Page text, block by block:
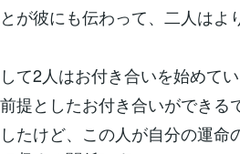
が彼にも伝わって、二人はよ
て2人はお付き合いを始めてい
提としたお付き合いができる
たけど、この人が自分の運命